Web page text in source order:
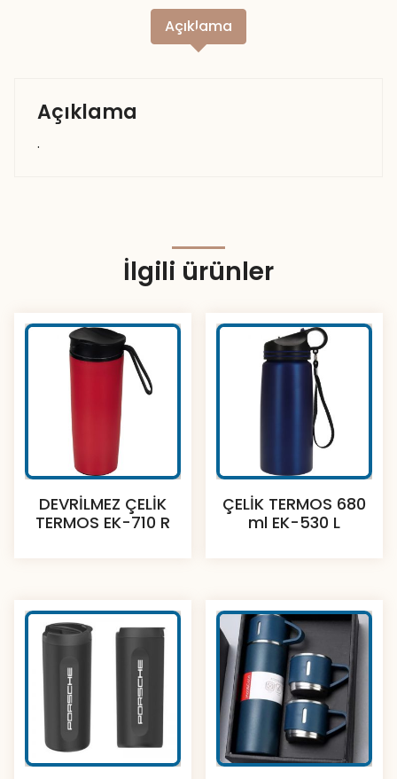
Açıklama
Açıklama
.
İlgili ürünler
DEVRİLMEZ ÇELİK
TERMOS EK-710 R
ÇELİK TERMOS 680
ml EK-530 L